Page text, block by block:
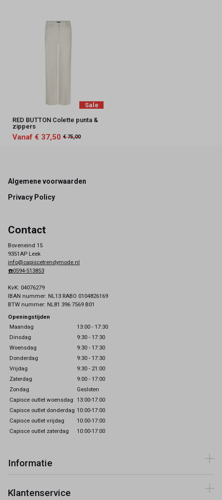
Sale
RED BUTTON Colette punta &
zippers
Vanaf € 37,50 € 75,00
Footer
Algemene voorwaarden
Privacy Policy
Contact
Boveneind 15
9351AP Leek
info@capiscetrendymode.nl
☎️0594-513853
KvK: 04076279
IBAN nummer: NL13 RABO 0104826169
BTW nummer: NL81 396 7569 B01
Openingstijden
Maandag
13:00 - 17:30
Dinsdag
9:30 - 17:30
Woensdag
9:30 - 17:30
Donderdag
9:30 - 17:30
Vrijdag
9:30 - 21:00
Zaterdag
9:00 - 17:00
Zondag
Gesloten
Capisce outlet woensdag 13:00-17:00
Capisce outlet donderdag 10:00-17:00
Capisce outlet vrijdag
10:00-17:00
Capisce outlet zaterdag
10:00-17:00
Informatie
Klantenservice